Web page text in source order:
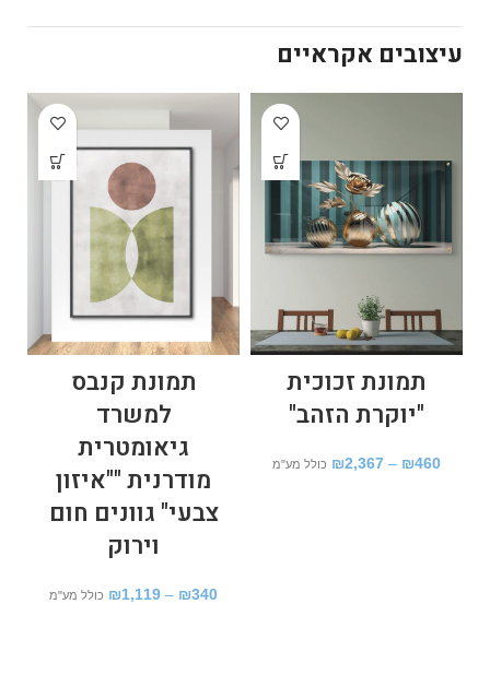
עיצובים אקראיים
תמונת זכוכית
"יוקרת הזהב"
₪460
–
₪2,367 כולל מע"מ
תמונת קנבס
למשרד
גיאומטרית
מודרנית ""איזון
צבעי" גוונים חום
וירוק
₪340
–
₪1,119 כולל מע"מ